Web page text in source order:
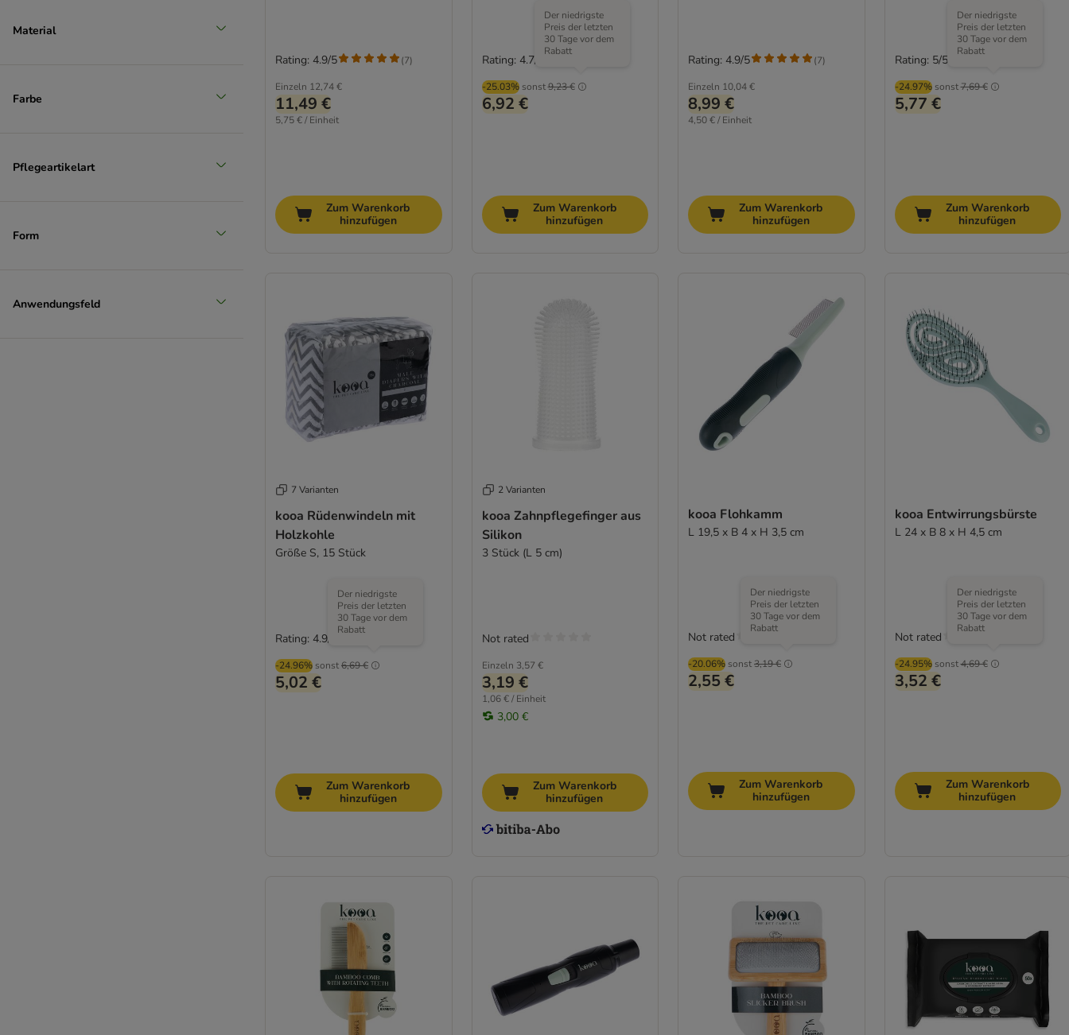
Material
Farbe
Pflegeartikelart
Form
Anwendungsfeld
Einzeln 12,74 €
11,49 €
5,75 € / Einheit
Rating: 4.9/5 (7)
Zum Warenkorb
hinzufügen
-25.03% sonst9,23 €
Der niedrigste
Preis der letzten
30 Tage vor dem
Rabatt
6,92 €
Rating: 4.7/5
Zum Warenkorb
hinzufügen
Einzeln 10,04 €
8,99 €
4,50 € / Einheit
Rating: 4.9/5 (7)
Zum Warenkorb
hinzufügen
-24.97% sonst7,69 €
Der niedrigste
Preis der letzten
30 Tage vor dem
Rabatt
5,77 €
Rating: 5/5
Zum Warenkorb
hinzufügen
7 Varianten
kooa Rüdenwindeln mit
Holzkohle
Größe S, 15 Stück
-24.96% sonst6,69 €
Der niedrigste
Preis der letzten
30 Tage vor dem
Rabatt
5,02 €
Rating: 4.9/5
Zum Warenkorb
hinzufügen
2 Varianten
kooa Zahnpflegefinger aus
Silikon
3 Stück (L 5 cm)
Einzeln 3,57 €
3,19 €
1,06 € / Einheit
3,00 €
Not rated
Zum Warenkorb
hinzufügen
kooa Flohkamm
L 19,5 x B 4 x H 3,5 cm
-20.06% sonst3,19 €
Der niedrigste
Preis der letzten
30 Tage vor dem
Rabatt
2,55 €
Not rated
Zum Warenkorb
hinzufügen
kooa Entwirrungsbürste
L 24 x B 8 x H 4,5 cm
-24.95% sonst4,69 €
Der niedrigste
Preis der letzten
30 Tage vor dem
Rabatt
3,52 €
Not rated
Zum Warenkorb
hinzufügen